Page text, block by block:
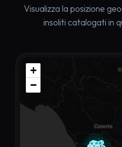
Visualizza la posizione
insoliti catalogati in
+
−